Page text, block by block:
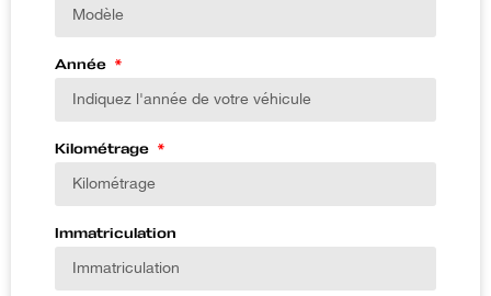
Année
Kilométrage
Immatriculation